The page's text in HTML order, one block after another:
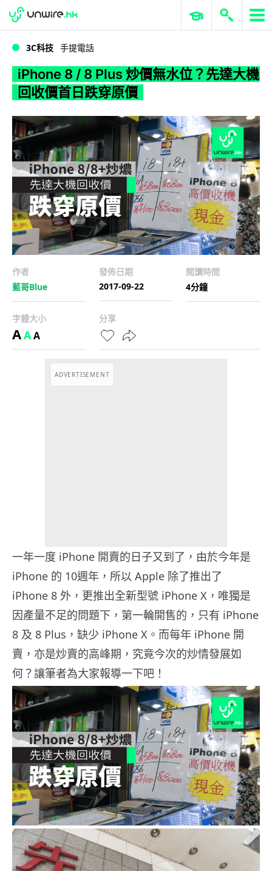
WWDC 2026 ERP 與商業 AI
3C科技 手提電話
iPhone 8 / 8 Plus 炒價無水位？先達大機
回收價首日跌穿原價
作者
藍哥Blue
發佈日期
2017-09-22
閱讀時間
4分鐘
字體大小
AAA
分享
ADVERTISEMENT
一年一度 iPhone 開賣的日子又到了，由於今年是
iPhone 的 10週年，所以 Apple 除了推出了
iPhone 8 外，更推出全新型號 iPhone X，唯獨是
因產量不足的問題下，第一輪開售的，只有 iPhone
8 及 8 Plus，缺少 iPhone X。而每年 iPhone 開
賣，亦是炒賣的高峰期，究竟今次的炒情發展如
何？讓筆者為大家報導一下吧！